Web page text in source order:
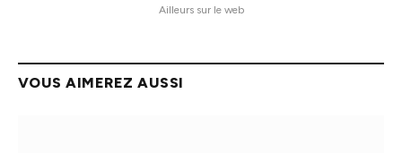
Ailleurs sur le web
VOUS AIMEREZ AUSSI